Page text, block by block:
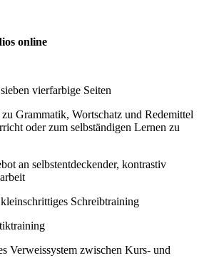
online
vierfarbige Seiten
Grammatik, Wortschatz und Redemittel
oder zum selbständigen Lernen zu
an selbstentdeckender, kontrastiv
Schreibtraining
Verweissystem zwischen Kurs- und